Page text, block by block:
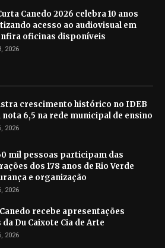
Canedo 2026 celebra 10 anos
acesso ao audiovisual em
oficinas disponíveis
2026
crescimento histórico no IDEB
nota 6,5 na rede municipal de ensino
2026
mil pessoas participam das
dos 178 anos de Rio Verde
e organização
2026
recebe apresentações
Du Caixote Cia de Arte
2026